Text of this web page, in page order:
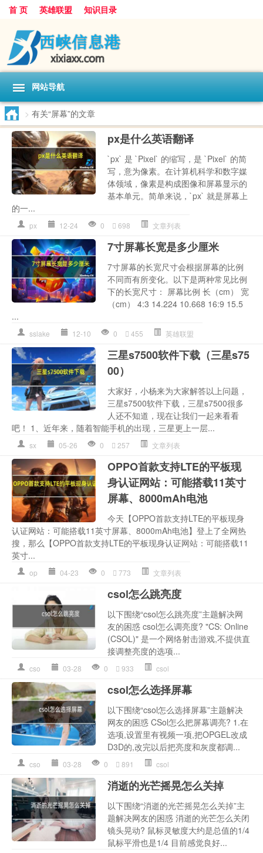
首 页 英雄联盟 知识目录
网站导航
> 有关“屏幕”的文章
px是什么英语翻译
`px` 是 `Pixel` 的缩写，是 `Pixel` 的简
写，意为像素。在计算机科学和数字媒
体领域，像素是构成图像和屏幕显示的
基本单元。简单来说，`px` 就是屏幕上
的一...
px 12-24 0 698 文章列表
7寸屏幕长宽是多少厘米
7寸屏幕的长宽尺寸会根据屏幕的比例
不同而有所变化。以下是两种常见比例
下的长宽尺寸： 屏幕比例 长（cm） 宽
（cm） 4:3 14.224 10.668 16:9 15.5
...
sslake 12-10 0 455 英雄联盟
三星s7500软件下载（三星s75
00）
大家好，小杨来为大家解答以上问题，
三星s7500软件下载，三星s7500很多
人还不知道，现在让我们一起来看看
吧！ 1、近年来，随着智能手机的出现，三星更上一层...
sx 05-26 0 257 文章列表
OPPO首款支持LTE的平板现
身认证网站：可能搭载11英寸
屏幕、8000mAh电池
今天【OPPO首款支持LTE的平板现身
认证网站：可能搭载11英寸屏幕、8000mAh电池】登上了全网热
搜，那么【OPPO首款支持LTE的平板现身认证网站：可能搭载11
英寸...
op 04-23 0 773 文章列表
csol怎么跳亮度
以下围绕“csol怎么跳亮度”主题解决网
友的困惑 csol怎么调亮度? "CS: Online
(CSOL)" 是一个网络射击游戏,不提供直
接调整亮度的选项...
cso 03-28 0 933 csol
csol怎么选择屏幕
以下围绕“csol怎么选择屏幕”主题解决
网友的困惑 CSol怎么把屏幕调亮? 1.在
选项,设置里有视频一项,把OPGEL改成
D3D的,改完以后把亮度和灰度都调...
cso 03-28 0 891 csol
消逝的光芒摇晃怎么关掉
以下围绕“消逝的光芒摇晃怎么关掉”主
题解决网友的困惑 消逝的光芒怎么关闭
镜头晃动? 鼠标灵敏度大约是总值的1/4
鼠标平滑也是1/4 目前感觉良好...